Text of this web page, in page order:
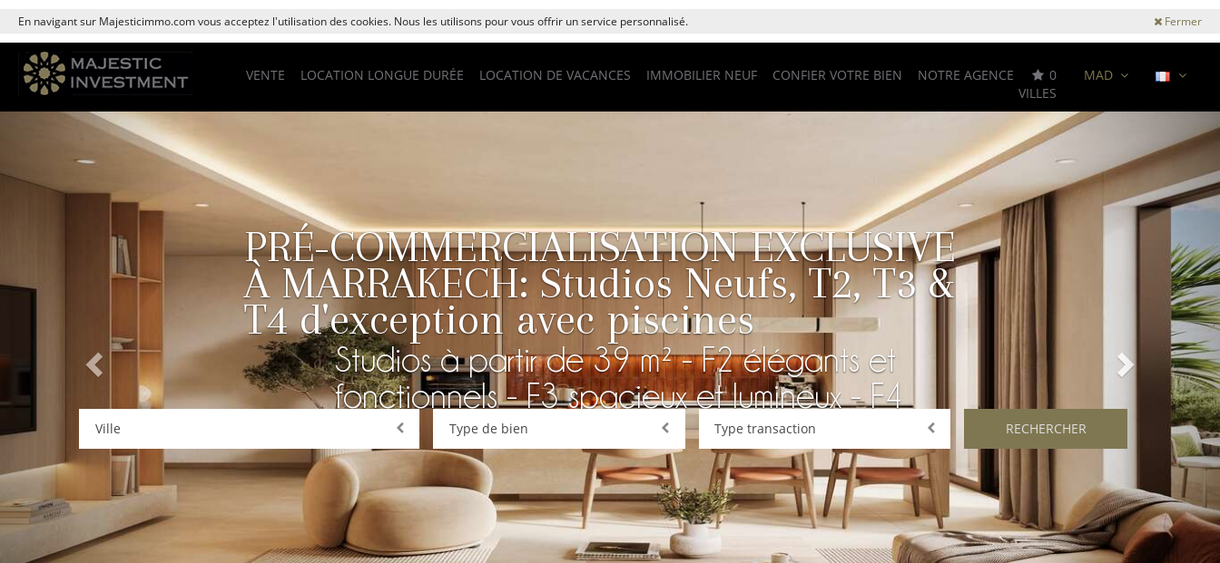
En navigant sur Majesticimmo.com vous acceptez l'utilisation des cookies. Nous les utilisons pour vous offrir un service personnalisé. Fermer
MAD
0
NOTRE AGENCE
CONFIER VOTRE BIEN
IMMOBILIER NEUF
LOCATION DE VACANCES
LOCATION LONGUE DURÉE
VENTE
VILLES
PRÉ-COMMERCIALISATION EXCLUSIVE
À MARRAKECH: Studios Neufs, T2, T3 &
T4 d'exception avec piscines
Studios à partir de 39 m² - F2 élégants et
fonctionnels - F3 spacieux et lumineux - F4
Previous
Ville Type de bien Type transaction RECHERCHER